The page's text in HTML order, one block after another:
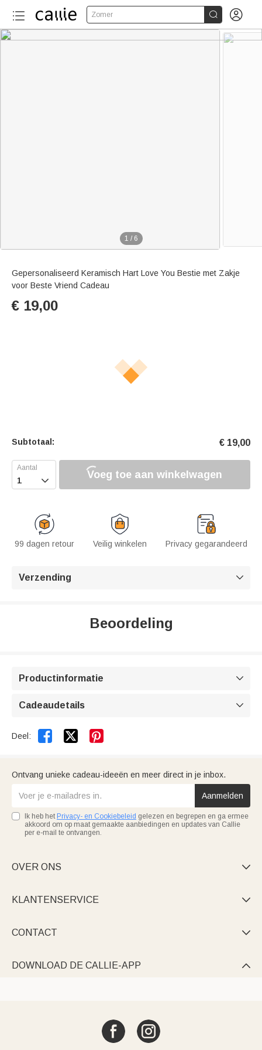
Zomer  
1 / 6
Gepersonaliseerd Keramisch Hart Love You Bestie met Zakje
voor Beste Vriend Cadeau
€ 19,00
Subtotaal: € 19,00
 Voeg toe aan winkelwagen
99 dagen retour Veilig winkelen Privacy gegarandeerd
Verzending 
Beoordeling
Productinformatie 
Cadeaudetails 
Deel:  
Ontvang unieke cadeau-ideeën en meer direct in je inbox.
Aanmelden
Ik heb het Privacy- en Cookiebeleid gelezen en begrepen en ga ermee
akkoord om op maat gemaakte aanbiedingen en updates van Callie
per e-mail te ontvangen.
OVER ONS 
KLANTENSERVICE 
CONTACT 
DOWNLOAD DE CALLIE-APP 